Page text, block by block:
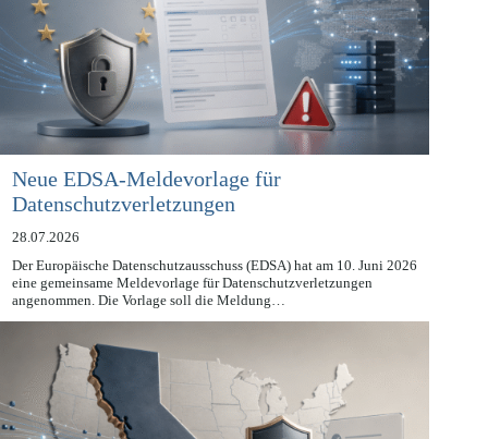
Neue EDSA-Meldevorlage für
Datenschutzverletzungen
28.07.2026
Der Europäische Datenschutzausschuss (EDSA) hat am 10. Juni 2026
eine gemeinsame Meldevorlage für Datenschutzverletzungen
angenommen. Die Vorlage soll die Meldung…